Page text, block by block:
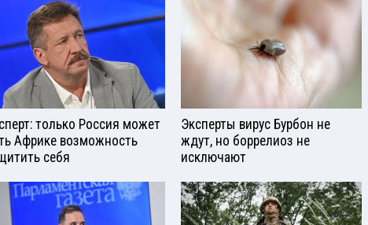
только Россия может
Африке возможность
себя
Эксперты вирус Бурбон не
ждут, но боррелиоз не
исключают